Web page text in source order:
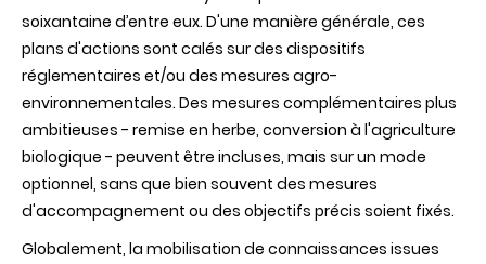
soixantaine d’entre eux. D'une manière générale, ces
plans d'actions sont calés sur des dispositifs
réglementaires et/ou des mesures agro-
environnementales. Des mesures complémentaires plus
ambitieuses - remise en herbe, conversion à l'agriculture
biologique - peuvent être incluses, mais sur un mode
optionnel, sans que bien souvent des mesures
d'accompagnement ou des objectifs précis soient fixés.
Globalement, la mobilisation de connaissances issues